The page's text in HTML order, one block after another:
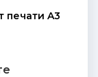
печати A3